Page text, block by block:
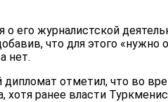
его журналистской
что для этого
нет.
дипломат отметил, что во
хотя ранее власти